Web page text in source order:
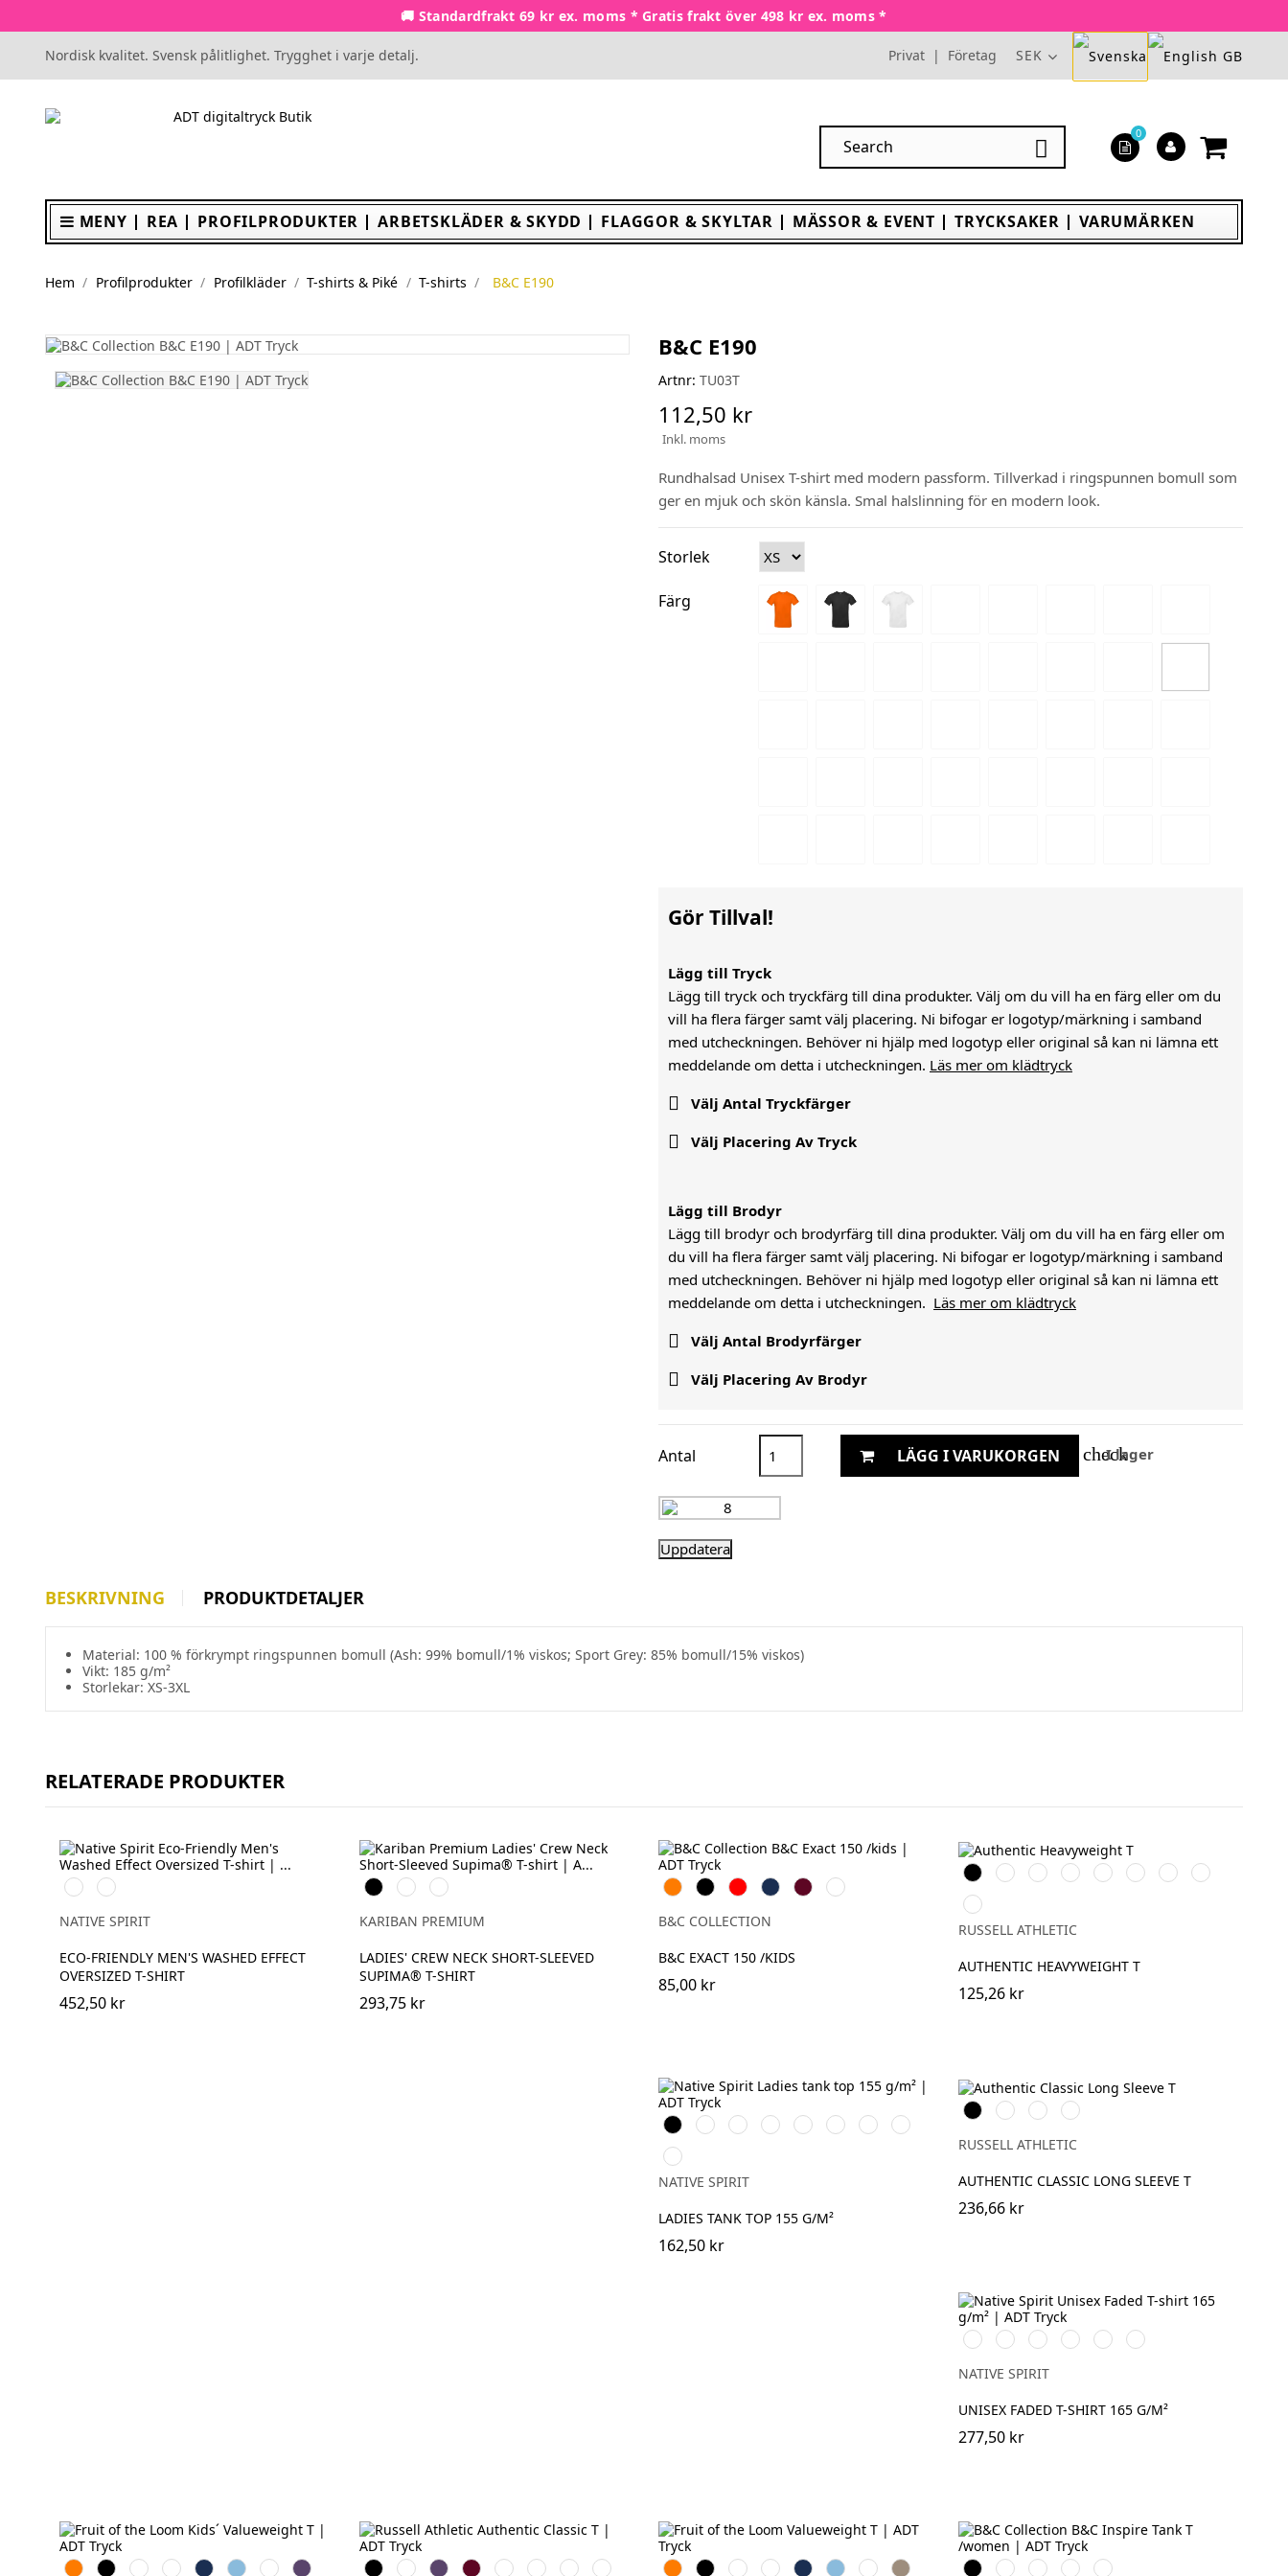
🚚 Standardfrakt 69 kr ex. moms * Gratis frakt över 498 kr ex. moms *
Nordisk kvalitet. Svensk pålitlighet. Trygghet i varje detalj. Privat | Företag SEK

0
MENY REA PROFILPRODUKTER ARBETSKLÄDER & SKYDD FLAGGOR & SKYLTAR MÄSSOR & EVENT TRYCKSAKER VARUMÄRKEN
Hem Profilprodukter Profilkläder T-shirts & Piké T-shirts B&C E190
B&C E190
Artnr: TU03T
112,50 kr
Inkl. moms
Rundhalsad Unisex T-shirt med modern passform. Tillverkad i ringspunnen bomull som
ger en mjuk och skön känsla. Smal halslinning för en modern look.
Storlek
Färg
Gör Tillval!
Lägg till Tryck
Lägg till tryck och tryckfärg till dina produkter. Välj om du vill ha en färg eller om du
vill ha flera färger samt välj placering. Ni bifogar er logotyp/märkning i samband
med utcheckningen. Behöver ni hjälp med logotyp eller original så kan ni lämna ett
meddelande om detta i utcheckningen. Läs mer om klädtryck
 Välj Antal Tryckfärger
 Välj Placering Av Tryck
Lägg till Brodyr
Lägg till brodyr och brodyrfärg till dina produkter. Välj om du vill ha en färg eller om
du vill ha flera färger samt välj placering. Ni bifogar er logotyp/märkning i samband
med utcheckningen. Behöver ni hjälp med logotyp eller original så kan ni lämna ett
meddelande om detta i utcheckningen. Läs mer om klädtryck
 Välj Antal Brodyrfärger
 Välj Placering Av Brodyr
Antal LÄGG I VARUKORGEN check
I lager
BESKRIVNING PRODUKTDETALJER
Material: 100 % förkrympt ringspunnen bomull (Ash: 99% bomull/1% viskos; Sport Grey: 85% bomull/15% viskos)
Vikt: 185 g/m²
Storlekar: XS-3XL
RELATERADE PRODUKTER
Washed
Black
Washed
Navy
Blue
NATIVE SPIRIT
ECO-FRIENDLY MEN'S WASHED EFFECT
OVERSIZED T-SHIRT
452,50 kr
Svart Vit
Deep
Navy
KARIBAN PREMIUM
LADIES' CREW NECK SHORT-SLEEVED
SUPIMA® T-SHIRT
293,75 kr
Orange
Svart Röd Navy Burgundy
Bottle
Green
B&C COLLECTION
B&C EXACT 150 /KIDS
85,00 kr
BlackWhiteFrench
Navy
Bright
Royal
Classic
Red
Tan
Convoy
Grey
Sport
Heather
Petrol
Blue
RUSSELL ATHLETIC
AUTHENTIC HEAVYWEIGHT T
125,26 kr
Svart Vit
Organic
Khaki
Wet
Sand
Navy
Blue
Mineral
Grey
Jade
Green
Petal
Rose
Pearl
Rose
NATIVE SPIRIT
LADIES TANK TOP 155 G/M²
162,50 kr
BlackWhiteFrench
Navy
Convoy
Grey
(Solid)
RUSSELL ATHLETIC
AUTHENTIC CLASSIC LONG SLEEVE T
236,66 kr
Washed
Organic
Khaki
Washed
Navy
Blue
Washed
Petal
Rose
Washed
Coal
Washed
Mineral
Washed
Paprika
NATIVE SPIRIT
UNISEX FADED T-SHIRT 165 G/M²
277,50 kr
OrangeBlackWhiteRed Navy Sky
RoyalPurple
BlackWhitePurpleBurgundy
FrenchBrightBottleClassic
OrangeBlackWhiteRed Navy Sky
RoyalKhaki
BlackWhiteCobaltSportFire